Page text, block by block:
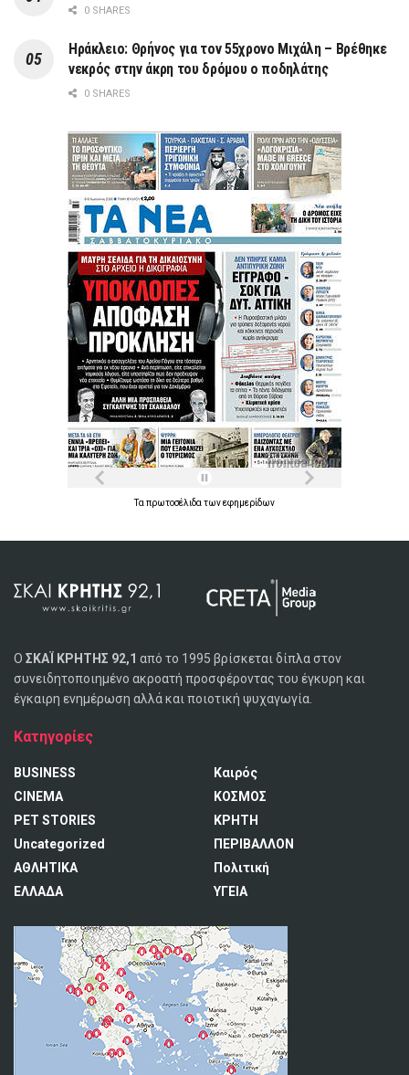
0 SHARES
Ηράκλειο: Θρήνος για τον 55χρονο Μιχάλη – Βρέθηκε
νεκρός στην άκρη του δρόμου ο ποδηλάτης
0 SHARES
Ταπρωτοσέλιδατωνεφημερίδων
Ο ΣΚΑΪ ΚΡΗΤΗΣ 92,1 από το 1995 βρίσκεται δίπλα στον
συνειδητοποιημένο ακροατή προσφέροντας του έγκυρη και
έγκαιρη ενημέρωση αλλά και ποιοτική ψυχαγωγία.
Κατηγορίες
BUSINESS
CINEMA
PET STORIES
Uncategorized
ΑΘΛΗΤΙΚΑ
ΕΛΛΑΔΑ
Καιρός
ΚΟΣΜΟΣ
ΚΡΗΤΗ
ΠΕΡΙΒΑΛΛΟΝ
Πολιτική
ΥΓΕΙΑ